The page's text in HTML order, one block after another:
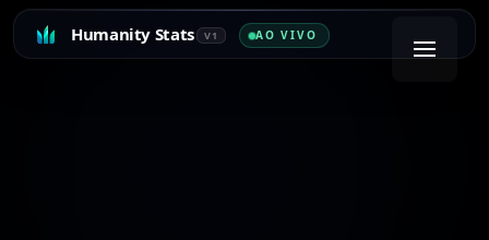
Humanity Stats V1 AO VIVO